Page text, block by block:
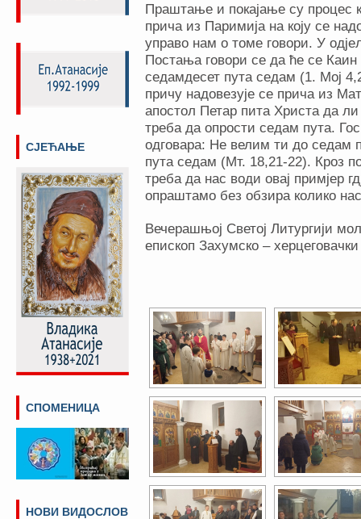
Праштање и покајање су процес
прича из Паримија на коју се
управо нам о томе говори. У
Постања говори се да ће се
седамдесет пута седам (1. Мој
причу надовезује се прича из
апостол Петар пита Христа да
треба да опрости седам пута.
одговара: Не велим ти до седам
пута седам (Мт. 18,21-22). Кроз
треба да нас води овај примјер
опраштамо без обзира колико
Вечерашњој Светој Литургији
епископ Захумско –
СЈЕЋАЊЕ
СПОМЕНИЦА
НОВИ ВИДОСЛОВ